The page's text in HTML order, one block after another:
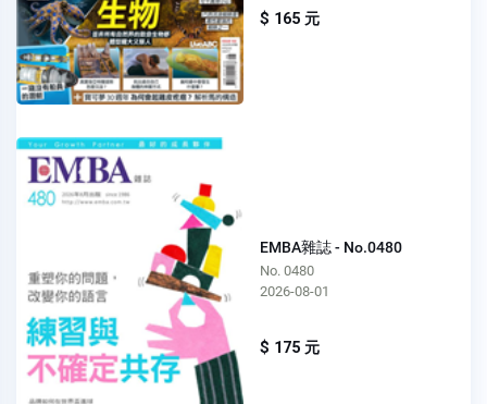
$ 165 元
EMBA雜誌 - No.0480
No. 0480
2026-08-01
$ 175 元